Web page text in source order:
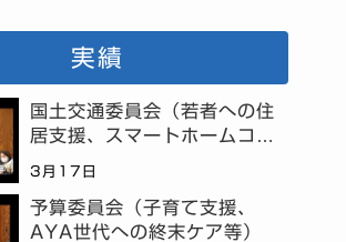
実績
国土交通委員会（若者への住
居支援、スマートホームコミ
3月17日
予算委員会（子育て支援、
AYA世代への終末ケア等）